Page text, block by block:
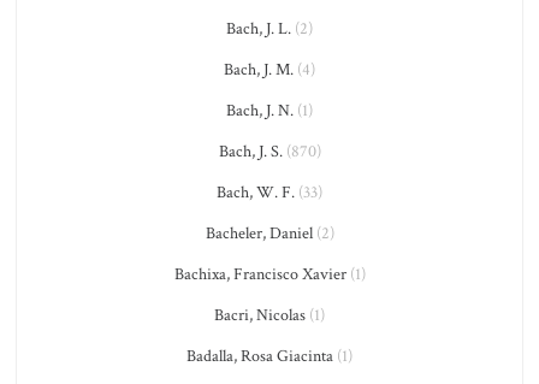
Bach, J. L. (2)
Bach, J. M. (4)
Bach, J. N. (1)
Bach, J. S.(870)
Bach, W. F. (33)
Bacheler, Daniel(2)
Bachixa, Francisco Xavier(1)
Bacri, Nicolas (1)
Badalla, Rosa Giacinta (1)